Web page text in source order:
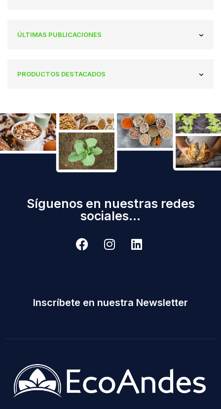
ÚLTIMAS PUBLICACIONES
PRODUCTOS DESTACADOS
Síguenos en nuestras redes
sociales...
Inscríbete en nuestra Newsletter